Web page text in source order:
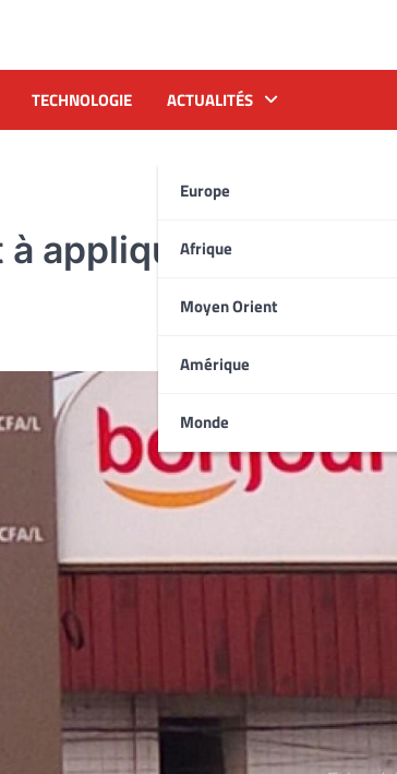
TECHNOLOGIE ACTUALITÉS
Europe
Afrique
Moyen Orient
Amérique
Monde
appliquer les prix